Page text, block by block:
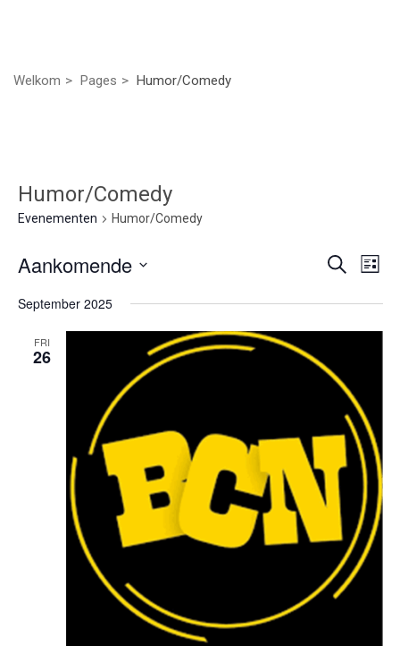
Welkom Pages Humor/Comedy
Humor/Comedy
Evenementen Humor/Comedy
en
Zoeken
Lijst
Aankomende
een
September 2025
FRI
26